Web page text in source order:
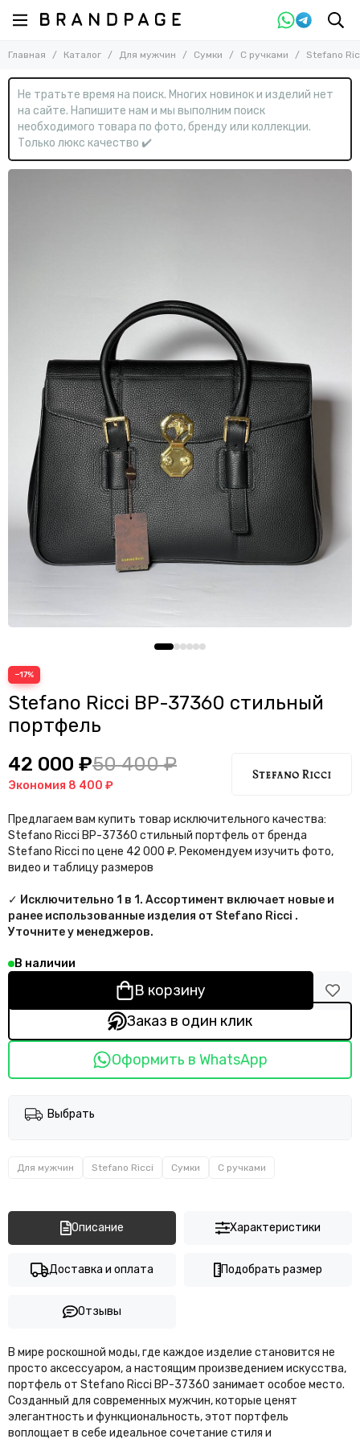
Назад
Для мужчин
Смотреть все товары
Одежда
Обувь
Сумки
Назад
Смотреть все товары
Барсетки
Дорожные и чемоданы
Картхолдеры и визитницы
Косметички
Шопперы
Аксессуары
Главная Каталог Для мужчин Сумки С ручками Stefano
Не тратьте время на поиск. Многих новинок и изделий нет
на сайте. Напишите нам и мы выполним поиск
необходимого товара по фото, бренду или коллекции.
Только люкс качество ✔️
−17%
Stefano Ricci BP-37360 стильный
портфель
42 000 ₽50 400 ₽
Экономия 8 400 ₽
Предлагаем вам купить товар исключительного качества:
Stefano Ricci BP-37360 стильный портфель от бренда
Stefano Ricci по цене 42 000 ₽. Рекомендуем изучить фото,
видео и таблицу размеров
✓ Исключительно 1 в 1. Ассортимент включает новые и
ранее использованные изделия от Stefano Ricci .
Уточните у менеджеров.
В наличии
В корзину
Заказ в один клик
Оформить в WhatsApp
Выбрать
Для мужчин Stefano Ricci Сумки С ручками
Описание Характеристики
Доставка и оплата Подобрать размер
Отзывы
В мире роскошной моды, где каждое изделие становится не
просто аксессуаром, а настоящим произведением искусства,
портфель от Stefano Ricci BP-37360 занимает особое место.
Созданный для современных мужчин, которые ценят
элегантность и функциональность, этот портфель
воплощает в себе идеальное сочетание стиля и